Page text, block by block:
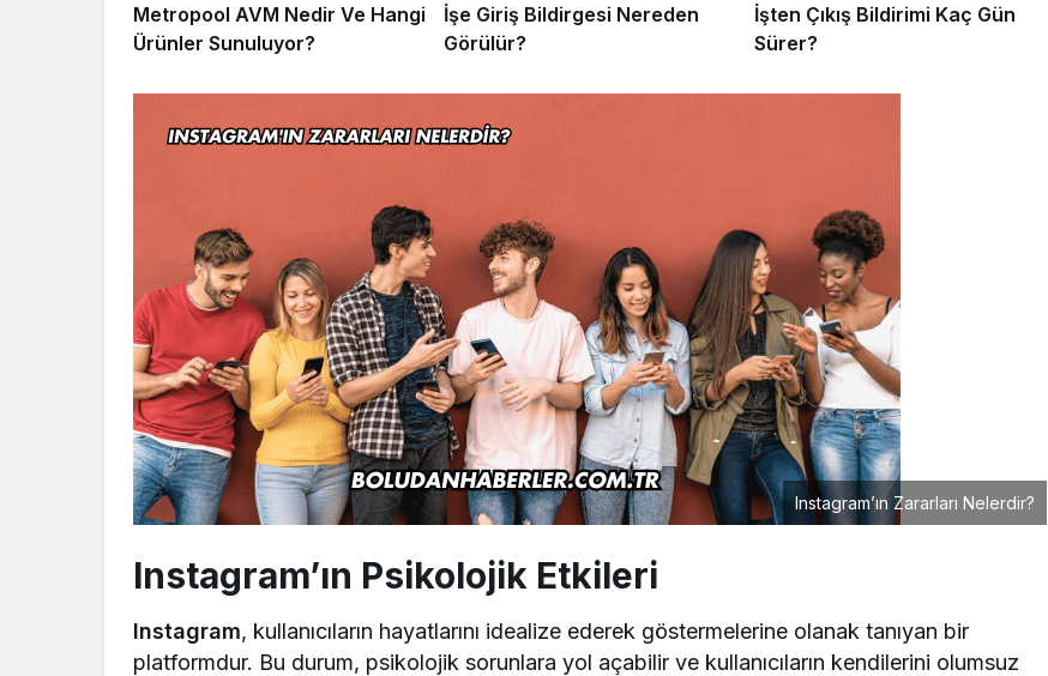
Metropool AVM Nedir Ve Hangi
Ürünler Sunuluyor?
İşe Giriş Bildirgesi Nereden
Görülür?
İşten Çıkış Bildirimi Kaç Gün
Sürer?
Instagram’ın Zararları Nelerdir?
Instagram’ın Psikolojik Etkileri
Instagram, kullanıcıların hayatlarını idealize ederek göstermelerine olanak tanıyan bir
platformdur. Bu durum, psikolojik sorunlara yol açabilir ve kullanıcıların kendilerini olumsuz